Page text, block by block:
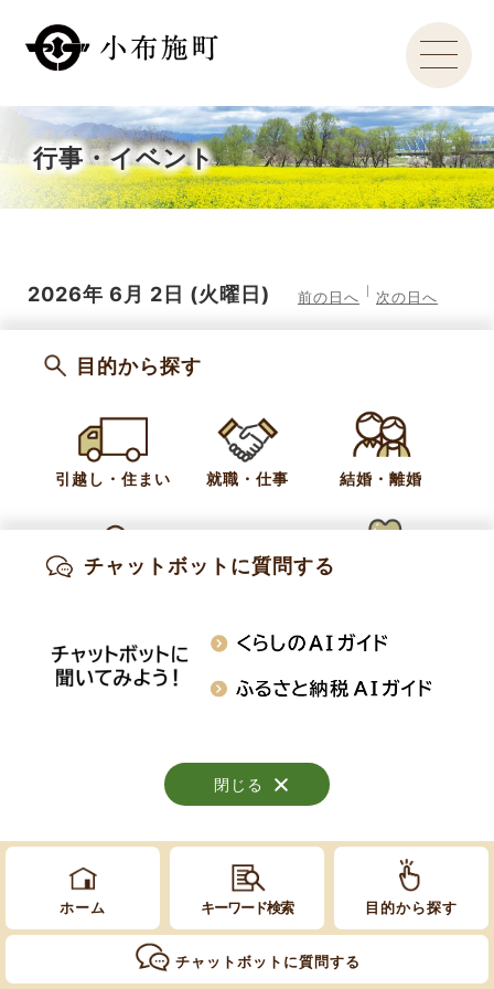
行事・イベント
2026年 6月 2日 (火曜日) 前の日へ 次の日へ
ホーム キーワード検索 目的から探す
チャットボットに質問する
知りたい情報を検索
閉じる
目的から探す
引越し・住まい 就職・仕事 結婚・離婚
閉じる
チャットボットに質問する
閉じる